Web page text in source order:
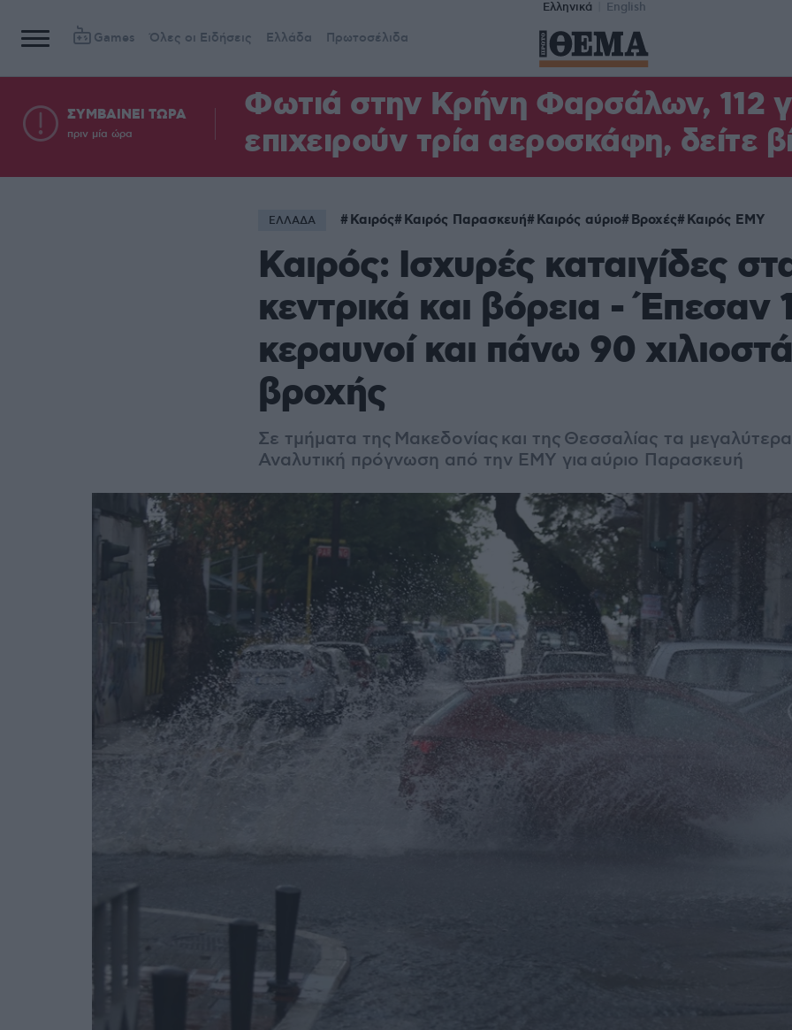
Ελληνικά English
Games Όλες οι Ειδήσεις Ελλάδα Πρωτοσέλιδα
ΣΥΜΒΑΙΝΕΙ ΤΩΡΑ
πριν μία ώρα
Φωτιά στην Κρήνη Φαρσάλων, 112
επιχειρούν τρία αεροσκάφη, δείτε
ΕΛΛΑΔΑ Καιρός Καιρός Παρασκευή Καιρός αύριο Βροχές Καιρός ΕΜΥ
Καιρός: Ισχυρές καταιγίδες
κεντρικά και βόρεια - Έπεσαν
κεραυνοί και πάνω 90 χιλιοστά
βροχής
Σε τμήματα της Μακεδονίας και της Θεσσαλίας τα
Αναλυτική πρόγνωση από την ΕΜΥ για αύριο Παρασκευή